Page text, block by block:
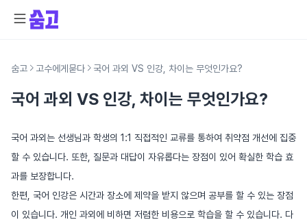
숨고 고수에게묻다 국어 과외 VS 인강, 차이는 무엇인가요?
국어 과외 VS 인강, 차이는 무엇인가요?
국어 과외는 선생님과 학생의 1:1 직접적인 교류를 통하여 취약점 개선에 집중
할 수 있습니다. 또한, 질문과 대답이 자유롭다는 장점이 있어 확실한 학습 효
과를 보장합니다.
한편, 국어 인강은 시간과 장소에 제약을 받지 않으며 공부를 할 수 있는 장점
이 있습니다. 개인 과외에 비하면 저렴한 비용으로 학습을 할 수 있습니다. 다